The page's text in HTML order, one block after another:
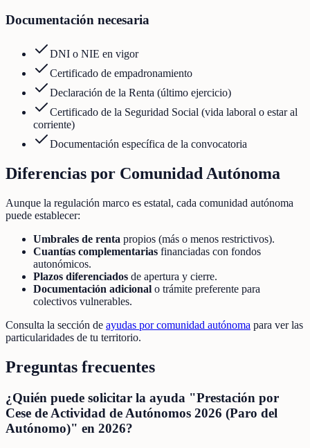
Documentación necesaria
DNI o NIE en vigor
Certificado de empadronamiento
Declaración de la Renta (último ejercicio)
Certificado de la Seguridad Social (vida laboral o estar al
corriente)
Documentación específica de la convocatoria
Diferencias por Comunidad Autónoma
Aunque la regulación marco es estatal, cada comunidad autónoma
puede establecer:
Umbrales de renta propios (más o menos restrictivos).
Cuantías complementarias financiadas con fondos
autonómicos.
Plazos diferenciados de apertura y cierre.
Documentación adicional o trámite preferente para
colectivos vulnerables.
Consulta la sección de ayudas por comunidad autónoma para ver las
particularidades de tu territorio.
Preguntas frecuentes
¿Quién puede solicitar la ayuda "Prestación por
Cese de Actividad de Autónomos 2026 (Paro del
Autónomo)" en 2026?